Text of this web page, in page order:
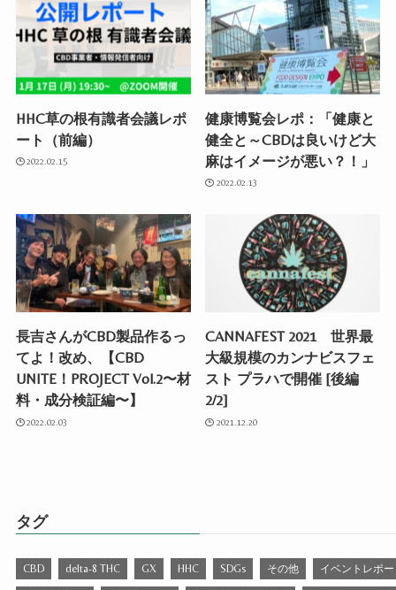
HHC草の根有識者会議レポ
ート（前編）
2022.02.15
健康博覧会レポ：「健康と
健全と～CBDは良いけど大
麻はイメージが悪い？！」
2022.02.13
長吉さんがCBD製品作るっ
てよ！改め、【CBD
UNITE！PROJECT Vol.2〜材
料・成分検証編〜】
2022.02.03
CANNAFEST 2021 世界最
大級規模のカンナビスフェ
スト プラハで開催 [後編
2/2]
2021.12.20
タグ
CBD delta-8 THC GX HHC SDGs その他 イベントレポ